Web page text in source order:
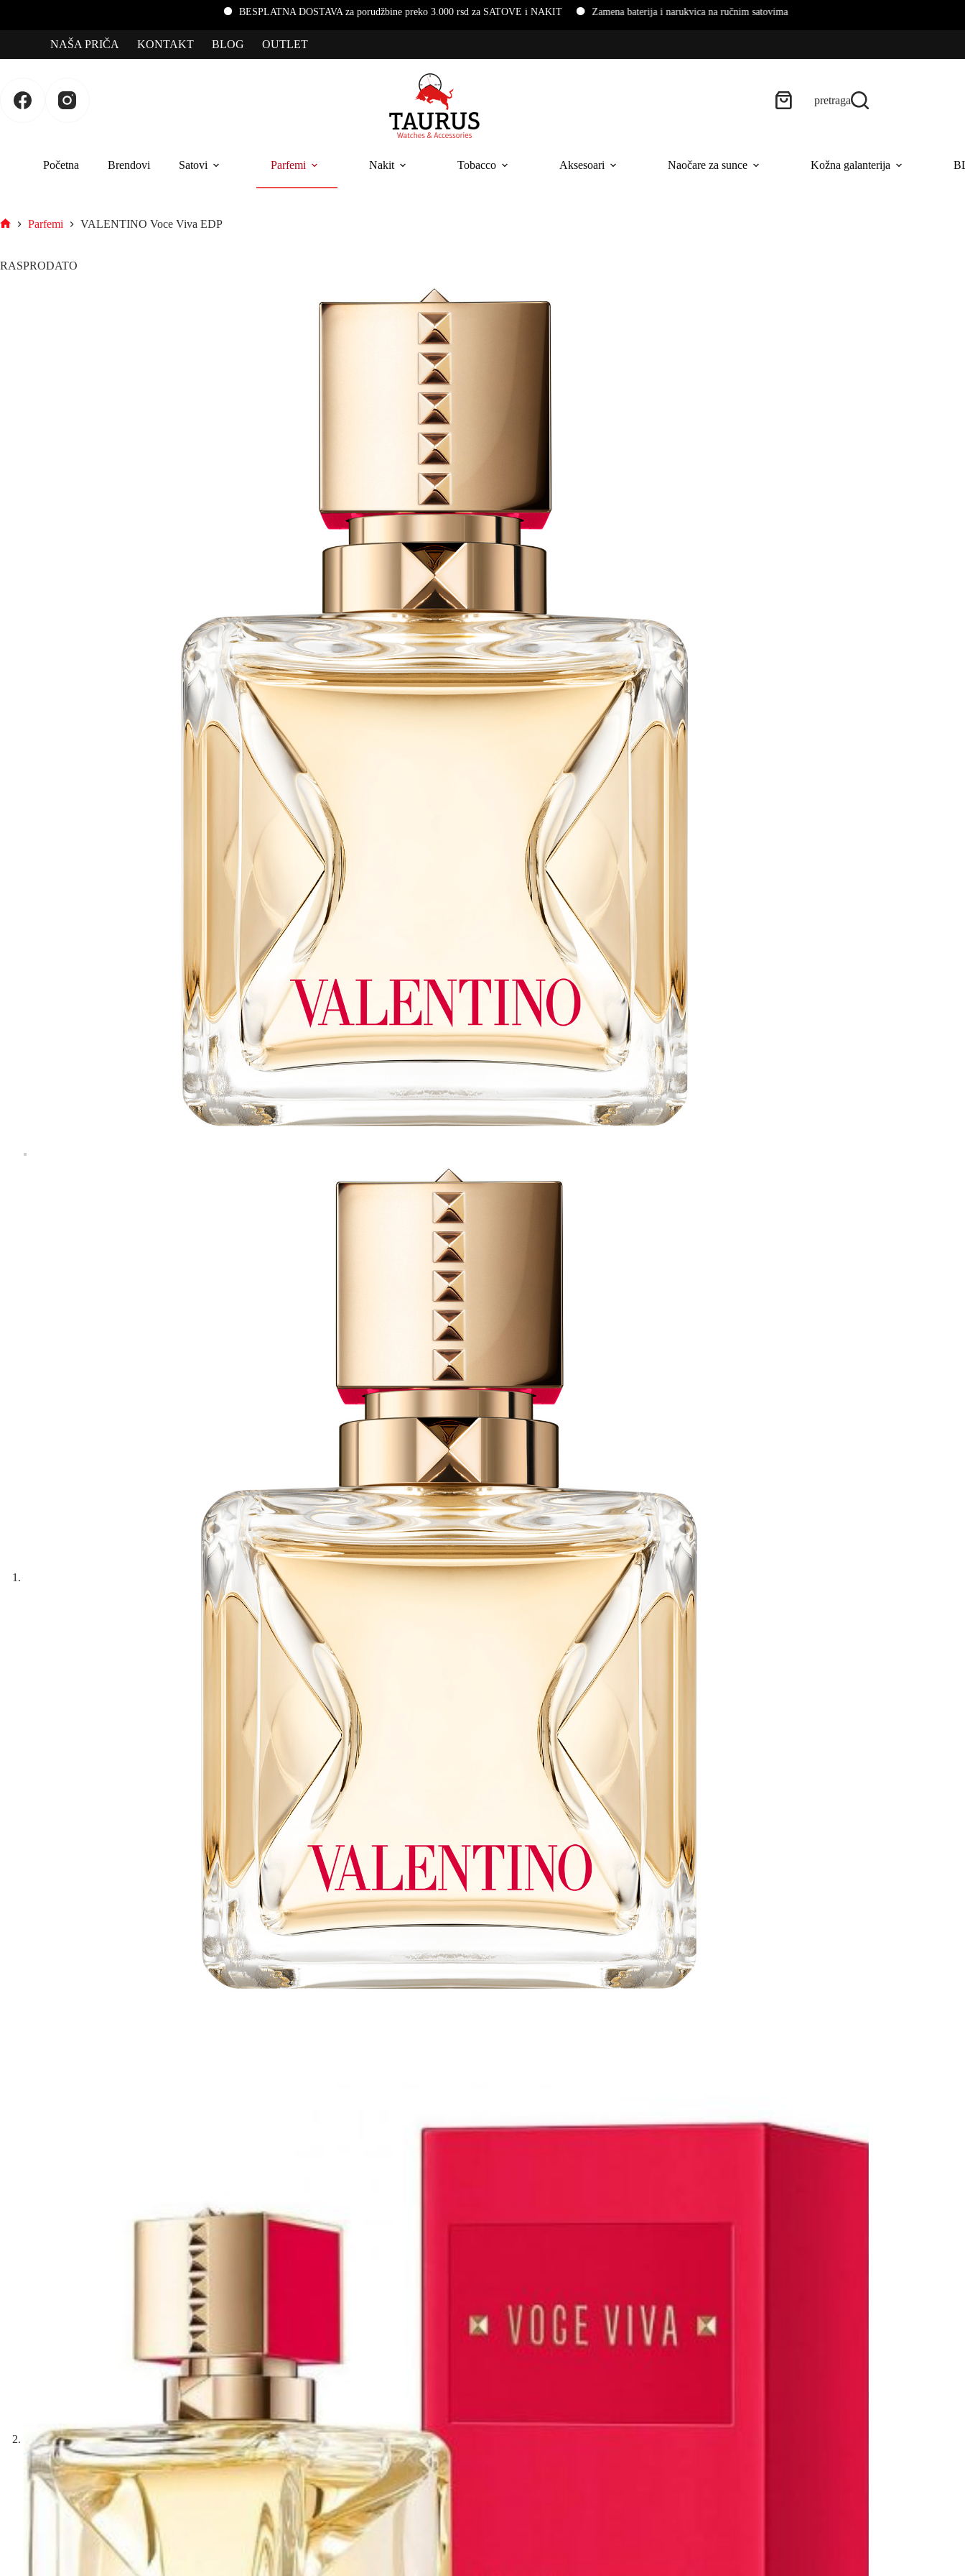
BESPLATNA DOSTAVA za porudžbine preko 3.000 rsd za SATOVE i NAKIT Zamena baterija i narukvica na ručnim satovima
NAŠA PRIČA KONTAKT BLOG OUTLET
pretraga
Početna Brendovi Satovi Parfemi Nakit Tobacco Aksesoari Naočare za sunce Kožna galanterija
Parfemi VALENTINO Voce Viva EDP
RASPRODATO